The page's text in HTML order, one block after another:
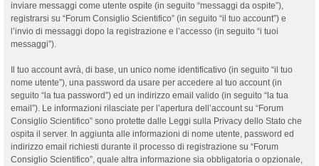
inviare messaggi come utente ospite (in seguito “messaggi da ospite”),
registrarsi su “Forum Consiglio Scientifico” (in seguito “il tuo account”) e
l’invio di messaggi dopo la registrazione e l’accesso (in seguito “i tuoi
messaggi”).
Il tuo account avrà, di base, un unico nome identificativo (in seguito “il tuo
nome utente”), una password da usare per accedere al tuo account (in
seguito “la tua password”) ed un indirizzo email valido (in seguito “la tua
email”). Le informazioni rilasciate per l’apertura dell’account su “Forum
Consiglio Scientifico” sono protette dalle Leggi sulla Privacy dello Stato che
ospita il server. In aggiunta alle informazioni di nome utente, password ed
indirizzo email richiesti durante il processo di registrazione su “Forum
Consiglio Scientifico”, quale altra informazione sia obbligatoria o opzionale,